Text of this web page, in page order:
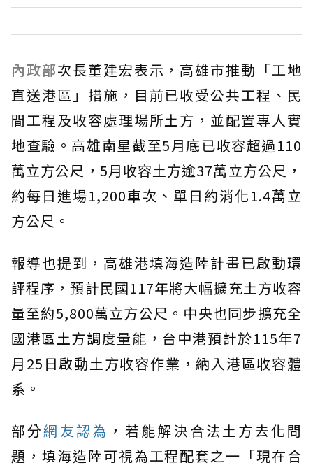
內政部次長董建宏表示，高雄市推動「工地
直送港區」措施，目前已收受公共工程、民
間工程及收容處理場所土方，並配置專人實
地查驗。高雄南星截至5月底已收容超過110
萬立方公尺，5月收容土方逾37萬立方公尺，
約每日進場1,200車次、單日約消化1.4萬立
方公尺。
報導也提到，高雄港填海造陸計畫已啟動環
評程序，預計民國117年將大幅擴充土方收容
量至約5,800萬立方公尺。中央也同步擴充全
國港區土方調度量能，台中港預計於115年7
月25日啟動土方收容作業，納入港區收容體
系。
部分網友認為 ，若能解決合法土方去化問
題，填海造陸可視為工程配套之一「現在合